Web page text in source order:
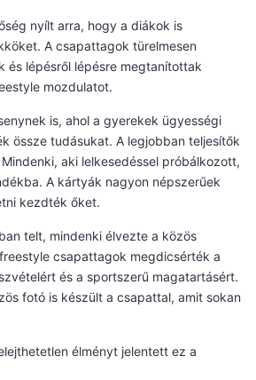
nyílt arra, hogy a diákok is
A csapattagok türelmesen
és lépésről lépésre megtanítottak
mozdulatot.
is, ahol a gyerekek ügyességi
össze tudásukat. A legjobban teljesítők
aki lelkesedéssel próbálkozott,
A kártyák nagyon népszerűek
kezdték őket.
telt, mindenki élvezte a közös
csapattagok megdicsérték a
és a sportszerű magatartásért.
fotó is készült a csapattal, amit sokan
élményt jelentett ez a